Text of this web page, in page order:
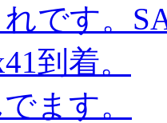
です。
到着。
ます。